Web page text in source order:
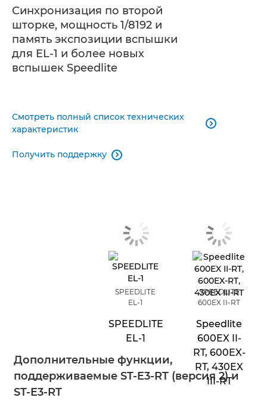
Синхронизация по второй
шторке, мощность 1/8192 и
память экспозиции вспышки
для EL-1 и более новых
вспышек Speedlite
Смотреть полный список технических
характеристик

Получить поддержку 
Дополнительные функции,
поддерживаемые ST-E3-RT (версия 2) и
ST-E3-RT
SPEEDLITE
EL-1
SPEEDLITE
EL-1
SPEEDLITE
600EX II-RT
Speedlite
600EX II-
RT, 600EX-
RT, 430EX
III-RT